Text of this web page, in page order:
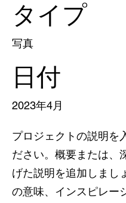
タイプ
写真
日付
2023年4月
プロジェクトの説明を
ださい。概要または、
げた説明を追加しまし
の意味、インスピレー